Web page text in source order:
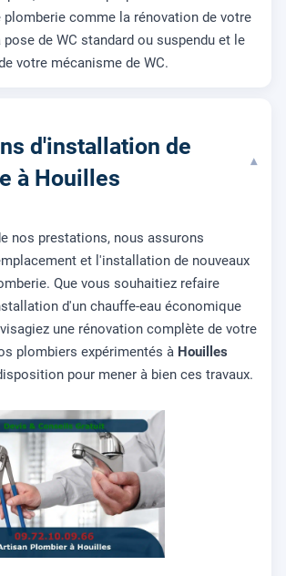
comme la rénovation de votre
de WC standard ou suspendu et le
votre mécanisme de WC.
d'installation de
à Houilles
▾
nos prestations, nous assurons
et l'installation de nouveaux
Que vous souhaitiez refaire
d'un chauffe-eau économique
une rénovation complète de votre
plombiers expérimentés à Houilles
pour mener à bien ces travaux.